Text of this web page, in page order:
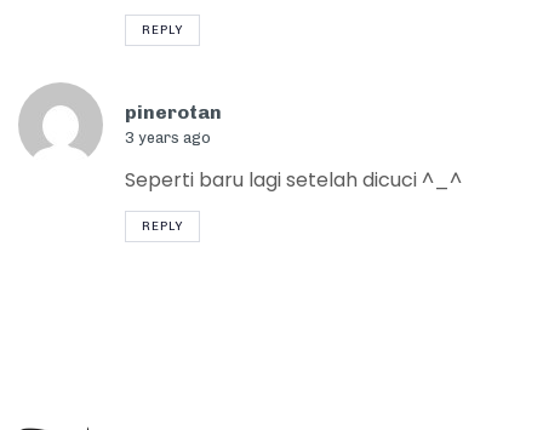
REPLY
pinerotan
3 years ago
Seperti baru lagi setelah dicuci ^_^
REPLY